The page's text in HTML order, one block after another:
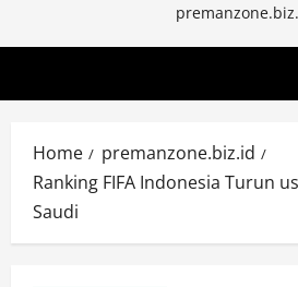
Home
premanzone.biz.id
Ranking FIFA Indonesia Turun
Saudi